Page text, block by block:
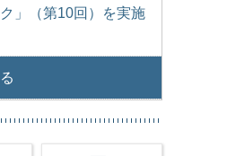
」（第10回）を実施